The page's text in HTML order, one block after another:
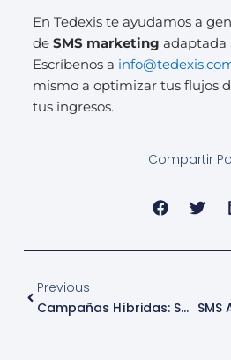
En Tedexis te ayudamos a
de SMS marketing adaptada
Escríbenos a
mismo a optimizar tus flujos
tus ingresos.
Compartir
Previous
Campañas Híbridas: SMS, Email Y Push Omnicanal